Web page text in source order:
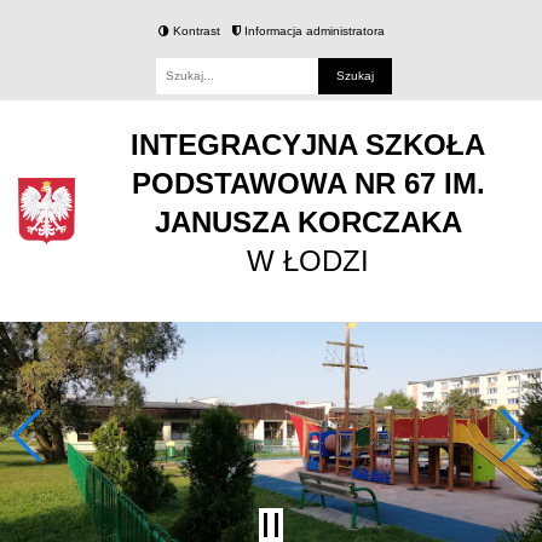
Kontrast Informacja administratora
INTEGRACYJNA SZKOŁA
PODSTAWOWA NR 67 IM.
JANUSZA KORCZAKA
W ŁODZI